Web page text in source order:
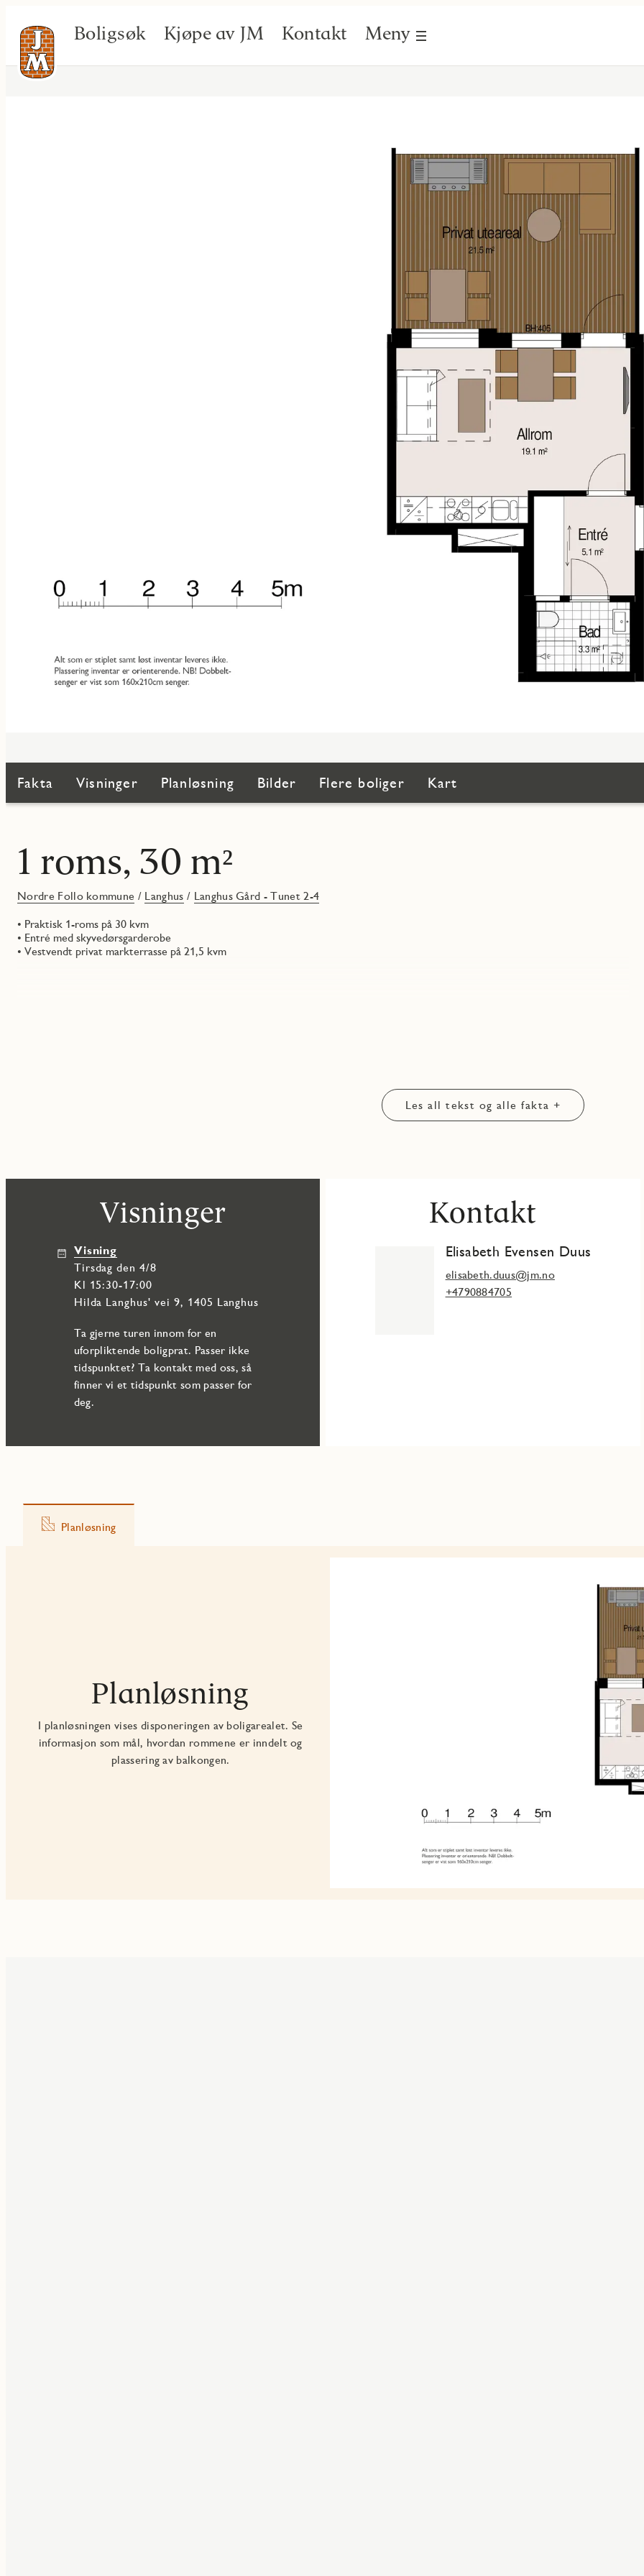
Boligsøk Kjøpe av JM Kontakt Meny
Fakta Visninger Planløsning Bilder Flere boliger Kart
1 roms, 30 m²
Nordre Follo kommune / Langhus / Langhus Gård - Tunet 2-4
• Praktisk 1-roms på 30 kvm
• Entré med skyvedørsgarderobe
• Vestvendt privat markterrasse på 21,5 kvm
Les all tekst og alle fakta +
Visninger
Visning
tirsdag den 4/8
Kl 15:30-17:00
Hilda Langhus' vei 9, 1405 Langhus
Ta gjerne turen innom for en
uforpliktende boligprat. Passer ikke
tidspunktet? Ta kontakt med oss, så
finner vi et tidspunkt som passer for
deg.
Kontakt
Elisabeth Evensen Duus
elisabeth.duus@jm.no
+4790884705
Planløsning
Planløsning
I planløsningen vises disponeringen av boligarealet. Se
informasjon som mål, hvordan rommene er inndelt og
plassering av balkongen.